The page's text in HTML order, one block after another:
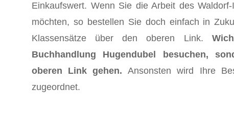
Einkaufswert. Wenn Sie die Arbeit des
möchten, so bestellen Sie doch einfach in
Klassensätze über den oberen Link.
Buchhandlung Hugendubel besuchen,
oberen Link gehen.Ansonsten wird Ihre
zugeordnet.